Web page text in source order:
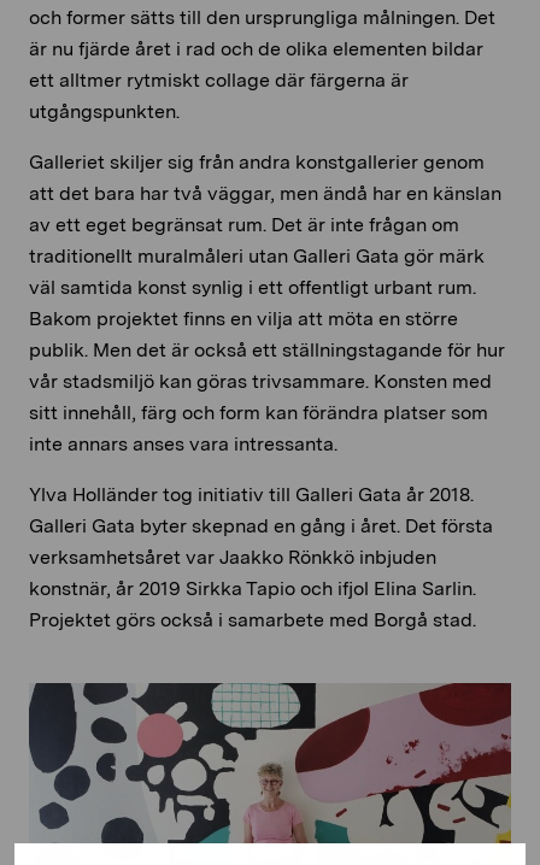
och former sätts till den ursprungliga målningen. Det
är nu fjärde året i rad och de olika elementen bildar
ett alltmer rytmiskt collage där färgerna är
utgångspunkten.
Galleriet skiljer sig från andra konstgallerier genom
att det bara har två väggar, men ändå har en känslan
av ett eget begränsat rum. Det är inte frågan om
traditionellt muralmåleri utan Galleri Gata gör märk
väl samtida konst synlig i ett offentligt urbant rum.
Bakom projektet finns en vilja att möta en större
publik. Men det är också ett ställningstagande för hur
vår stadsmiljö kan göras trivsammare. Konsten med
sitt innehåll, färg och form kan förändra platser som
inte annars anses vara intressanta.
Ylva Holländer tog initiativ till Galleri Gata år 2018.
Galleri Gata byter skepnad en gång i året. Det första
verksamhetsåret var Jaakko Rönkkö inbjuden
konstnär, år 2019 Sirkka Tapio och ifjol Elina Sarlin.
Projektet görs också i samarbete med Borgå stad.